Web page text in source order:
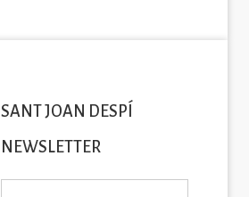
SANT JOAN DESPÍ
NEWSLETTER